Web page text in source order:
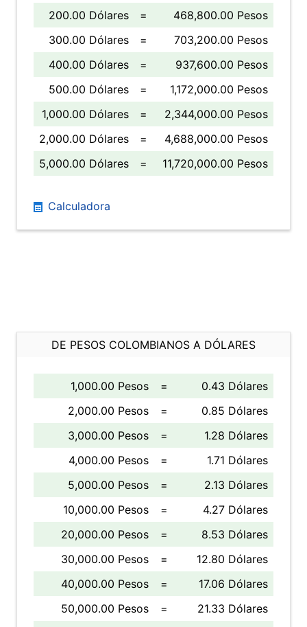
200.00 Dólares
=
468,800.00 Pesos
300.00 Dólares
=
703,200.00 Pesos
400.00 Dólares
=
937,600.00 Pesos
500.00 Dólares
=
1,172,000.00 Pesos
1,000.00 Dólares
=
2,344,000.00 Pesos
2,000.00 Dólares
=
4,688,000.00 Pesos
5,000.00 Dólares
= 11,720,000.00 Pesos
Calculadora
DE PESOS COLOMBIANOS A DÓLARES
1,000.00 Pesos =
0.43 Dólares
2,000.00 Pesos
=
0.85 Dólares
3,000.00 Pesos
=
1.28 Dólares
4,000.00 Pesos
=
1.71 Dólares
5,000.00 Pesos
=
2.13 Dólares
10,000.00 Pesos
=
4.27 Dólares
20,000.00 Pesos
=
8.53 Dólares
30,000.00 Pesos
=
12.80 Dólares
40,000.00 Pesos
=
17.06 Dólares
50,000.00 Pesos
=
21.33 Dólares